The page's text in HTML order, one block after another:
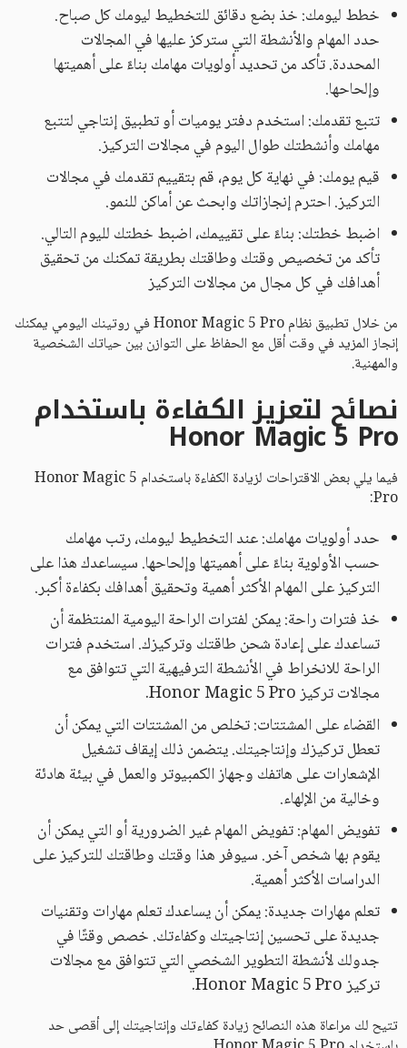
خطط ليومك: خذ بضع دقائق للتخطيط ليومك كل صباح.
حدد المهام والأنشطة التي ستركز عليها في المجالات
المحددة. تأكد من تحديد أولويات مهامك بناءً على أهميتها
وإلحاحها.
تتبع تقدمك: استخدم دفتر يوميات أو تطبيق إنتاجي لتتبع
مهامك وأنشطتك طوال اليوم في مجالات التركيز.
قيم يومك: في نهاية كل يوم، قم بتقييم تقدمك في مجالات
التركيز. احترم إنجازاتك وابحث عن أماكن للنمو.
اضبط خطتك: بناءً على تقييمك، اضبط خطتك لليوم التالي.
تأكد من تخصيص وقتك وطاقتك بطريقة تمكنك من تحقيق
أهدافك في كل مجال من مجالات التركيز
من خلال تطبيق نظام Honor Magic 5 Pro في روتينك اليومي يمكنك
إنجاز المزيد في وقت أقل مع الحفاظ على التوازن بين حياتك الشخصية
والمهنية.
نصائح لتعزيز الكفاءة باستخدام
Honor Magic 5 Pro
فيما يلي بعض الاقتراحات لزيادة الكفاءة باستخدام Honor Magic 5
Pro:
حدد أولويات مهامك: عند التخطيط ليومك، رتب مهامك
حسب الأولوية بناءً على أهميتها وإلحاحها. سيساعدك هذا على
التركيز على المهام الأكثر أهمية وتحقيق أهدافك بكفاءة أكبر.
خذ فترات راحة: يمكن لفترات الراحة اليومية المنتظمة أن
تساعدك على إعادة شحن طاقتك وتركيزك. استخدم فترات
الراحة للانخراط في الأنشطة الترفيهية التي تتوافق مع
مجالات تركيز Honor Magic 5 Pro.
القضاء على المشتتات: تخلص من المشتتات التي يمكن أن
تعطل تركيزك وإنتاجيتك. يتضمن ذلك إيقاف تشغيل
الإشعارات على هاتفك وجهاز الكمبيوتر والعمل في بيئة هادئة
وخالية من الإلهاء.
تفويض المهام: تفويض المهام غير الضرورية أو التي يمكن أن
يقوم بها شخص آخر. سيوفر هذا وقتك وطاقتك للتركيز على
الدراسات الأكثر أهمية.
تعلم مهارات جديدة: يمكن أن يساعدك تعلم مهارات وتقنيات
جديدة على تحسين إنتاجيتك وكفاءتك. خصص وقتًا في
جدولك لأنشطة التطوير الشخصي التي تتوافق مع مجالات
تركيز Honor Magic 5 Pro.
تتيح لك مراعاة هذه النصائح زيادة كفاءتك وإنتاجيتك إلى أقصى حد